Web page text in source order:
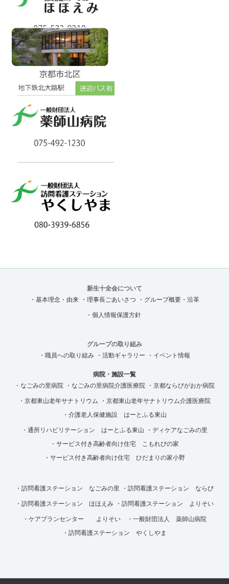
新生十全会について
・基本理念・由来
・理事長ごあいさつ ・グループ概要・沿革
・個人情報保護方針
グループの取り組み
・職員への取り組み
・活動ギャラリー ・イベント情報
病院・施設一覧
・なごみの里病院
・なごみの里病院介護医療院 ・京都ならびがおか病院
・京都東山老年サナトリウム
・京都東山老年サナトリウム介護医療院
・介護老人保健施設 はーとふる東山
・通所リハビリテーション はーとふる東山
・ディケアなごみの里
・サービス付き高齢者向け住宅 こもれびの家
・サービス付き高齢者向け住宅 ひだまりの家小野
・訪問看護ステーション なごみの里 ・訪問看護ステーション ならび
・訪問看護ステーション ほほえみ ・訪問看護ステーション よりそい
・ケアプランセンター よりそい
・一般財団法人 薬師山病院
・訪問看護ステーション やくしやま